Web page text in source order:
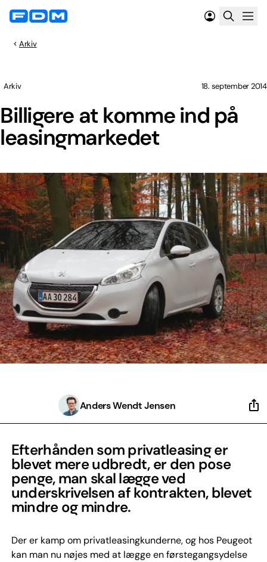
Arkiv
Billigere at komme ind på
leasingmarkedet
Arkiv 18. september 2014
Anders Wendt Jensen
Efterhånden som privatleasing er
blevet mere udbredt, er den pose
penge, man skal lægge ved
underskrivelsen af kontrakten, blevet
mindre og mindre.
Der er kamp om privatleasingkunderne, og hos Peugeot
kan man nu nøjes med at lægge en førstegangsydelse